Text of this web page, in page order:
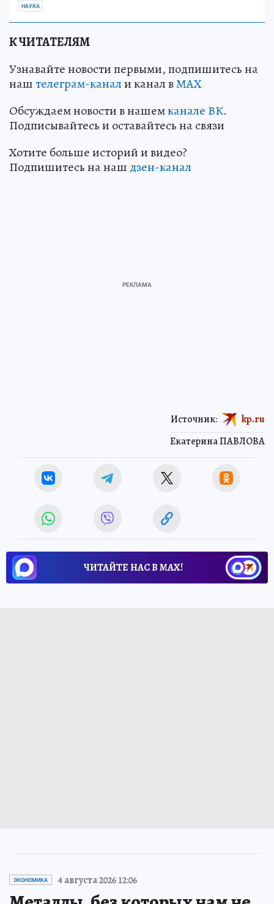
НАУКА
К ЧИТАТЕЛЯМ
Узнавайте новости первыми, подпишитесь на
наштелеграм-канали канал вМАХ
Обсуждаем новости в нашемканале ВК.
Подписывайтесь и оставайтесь на связи
Хотите больше историй и видео?
Подпишитесь на наш дзен-канал
Екатерина ПАВЛОВА
Источник: kp.ru
ЧИТАЙТЕ НАС В МАХ!
ЭКОНОМИКА 4 августа 2026 12:06